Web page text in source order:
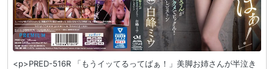
<p>PRED-516R 「もうイッてるってばぁ！」美脚お姉さんが半泣き